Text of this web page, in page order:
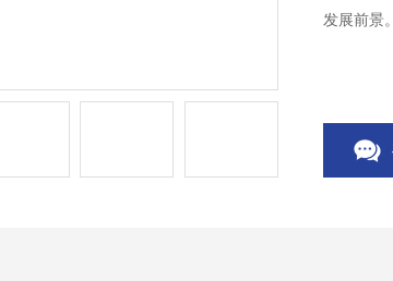
发展前景。